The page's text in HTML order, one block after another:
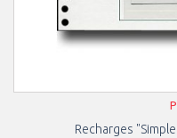
Recharges